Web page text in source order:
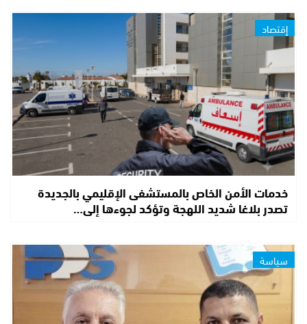
إقتصاد
خدمات الأمن الخاص بالمستشفى الإقليمي بالجديدة
تصدر بلاغا شديد اللهجة وتؤكد لجوءها إلى…
سياسة